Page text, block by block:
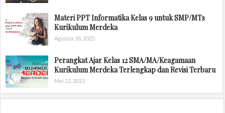
Materi PPT Informatika Kelas 9 untuk SMP/MTs
Kurikulum Merdeka
Agustus 18, 2025
Perangkat Ajar Kelas 12 SMA/MA/Keagamaan
Kurikulum Merdeka Terlengkap dan Revisi Terbaru
Mei 22, 2023